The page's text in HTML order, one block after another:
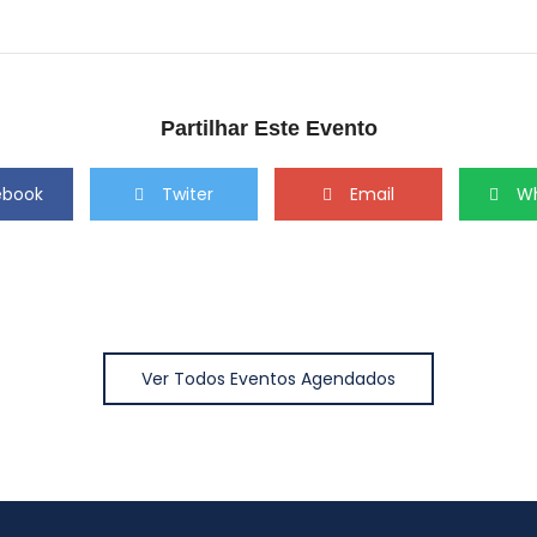
Partilhar Este Evento
Twiter Email
Ver Todos Eventos Agendados